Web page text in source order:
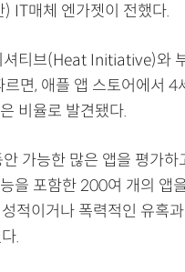
IT매체 엔가젯이 전했다.
티브(Heat Initiative)와
면, 애플 앱 스토어에서 4
비율로 발견됐다.
가능한 많은 앱을 평가하
을 포함한 200여 개의 앱
적이거나 폭력적인 유혹
.